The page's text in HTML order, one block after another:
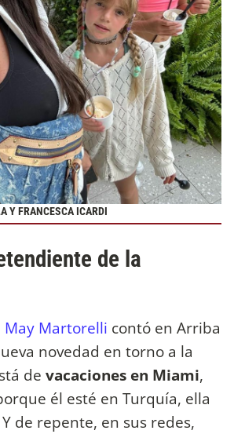
Y FRANCESCA ICARDI
de la
May Martorelli contó en Arriba
novedad en torno a la
de vacaciones en Miami,
él esté en Turquía, ella
de repente, en sus redes,